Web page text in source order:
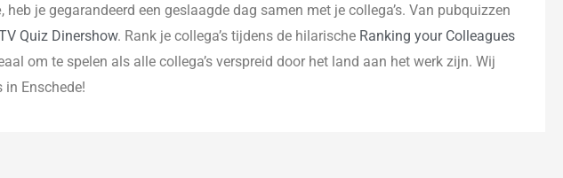
, heb je gegarandeerd een geslaagde dag samen met je collega’s. Van pubquizzen
Quiz Dinershow. Rank je collega’s tijdens de hilarische Ranking your Colleagues
om te spelen als alle collega’s verspreid door het land aan het werk zijn. Wij
in Enschede!